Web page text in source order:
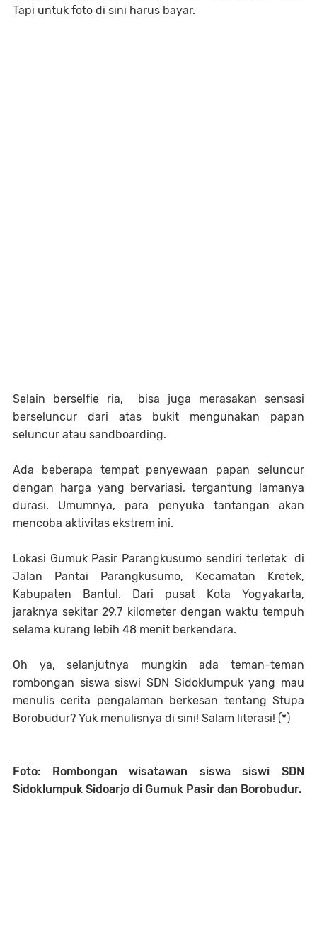
Tapi untuk foto di sini harus bayar.
Selain berselfie ria, bisa juga merasakan sensasi
berseluncur dari atas bukit mengunakan papan
seluncur atau sandboarding.
Ada beberapa tempat penyewaan papan seluncur
dengan harga yang bervariasi, tergantung lamanya
durasi. Umumnya, para penyuka tantangan akan
mencoba aktivitas ekstrem ini.
Lokasi Gumuk Pasir Parangkusumo sendiri terletak di
Jalan Pantai Parangkusumo, Kecamatan Kretek,
Kabupaten Bantul. Dari pusat Kota Yogyakarta,
jaraknya sekitar 29,7 kilometer dengan waktu tempuh
selama kurang lebih 48 menit berkendara.
Oh ya, selanjutnya mungkin ada teman-teman
rombongan siswa siswi SDN Sidoklumpuk yang mau
menulis cerita pengalaman berkesan tentang Stupa
Borobudur? Yuk menulisnya di sini! Salam literasi! (*)
Foto: Rombongan wisatawan siswa siswi SDN
Sidoklumpuk Sidoarjo di Gumuk Pasir dan Borobudur.